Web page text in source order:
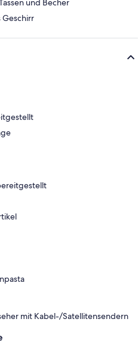
und Becher
mit Kabel-/Satellitensendern